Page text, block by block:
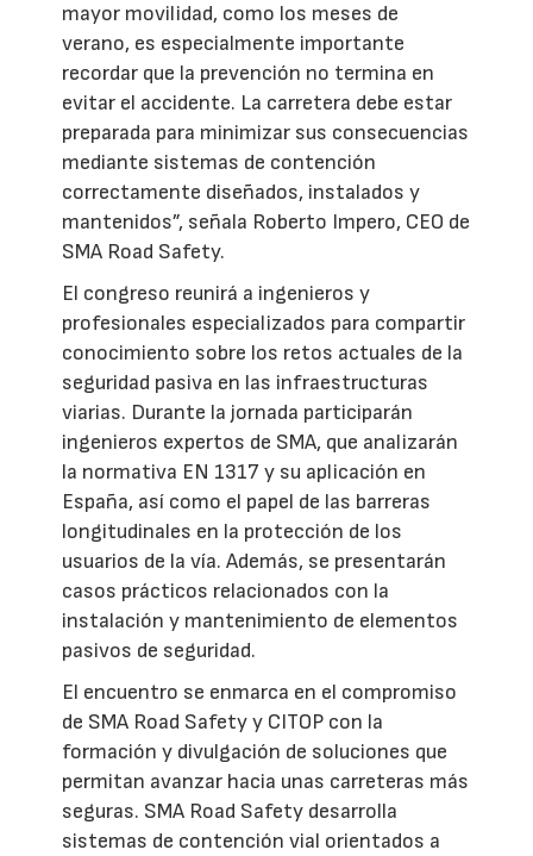
mayor movilidad, como los meses de
verano, es especialmente importante
recordar que la prevención no termina en
evitar el accidente. La carretera debe estar
preparada para minimizar sus consecuencias
mediante sistemas de contención
correctamente diseñados, instalados y
mantenidos”, señala Roberto Impero, CEO de
SMA Road Safety.
El congreso reunirá a ingenieros y
profesionales especializados para compartir
conocimiento sobre los retos actuales de la
seguridad pasiva en las infraestructuras
viarias. Durante la jornada participarán
ingenieros expertos de SMA, que analizarán
la normativa EN 1317 y su aplicación en
España, así como el papel de las barreras
longitudinales en la protección de los
usuarios de la vía. Además, se presentarán
casos prácticos relacionados con la
instalación y mantenimiento de elementos
pasivos de seguridad.
El encuentro se enmarca en el compromiso
de SMA Road Safety y CITOP con la
formación y divulgación de soluciones que
permitan avanzar hacia unas carreteras más
seguras. SMA Road Safety desarrolla
sistemas de contención vial orientados a